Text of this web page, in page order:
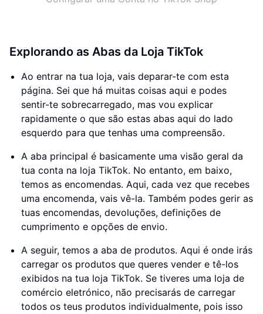
Explorando as Abas da Loja TikTok
Ao entrar na tua loja, vais deparar-te com esta
página. Sei que há muitas coisas aqui e podes
sentir-te sobrecarregado, mas vou explicar
rapidamente o que são estas abas aqui do lado
esquerdo para que tenhas uma compreensão.
A aba principal é basicamente uma visão geral da
tua conta na loja TikTok. No entanto, em baixo,
temos as encomendas. Aqui, cada vez que recebes
uma encomenda, vais vê-la. Também podes gerir as
tuas encomendas, devoluções, definições de
cumprimento e opções de envio.
A seguir, temos a aba de produtos. Aqui é onde irás
carregar os produtos que queres vender e tê-los
exibidos na tua loja TikTok. Se tiveres uma loja de
comércio eletrónico, não precisarás de carregar
todos os teus produtos individualmente, pois isso